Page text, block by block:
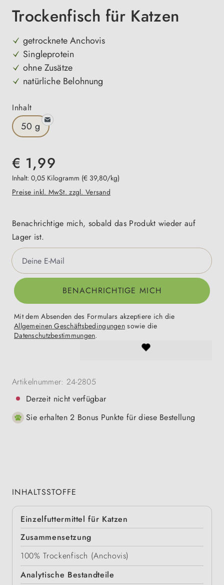
Trockenfisch für Katzen
getrocknete Anchovis
Singleprotein
ohne Zusätze
natürliche Belohnung
Inhaltauswählen
50 g
€ 1,99
Inhalt: 0,05 Kilogramm (€ 39,80/kg)
Preise inkl. MwSt. zzgl. Versand
Benachrichtige mich, sobald das Produkt wieder auf
Lager ist.
Deine E-Mail
BENACHRICHTIGE MICH
Mit dem Absenden des Formulars akzeptiere ich die
Allgemeinen Geschäftsbedingungensowie die
Datenschutzbestimmungen.
Artikelnummer: 24-2805
Derzeit nicht verfügbar
Sie erhalten 2 Bonus Punkte für diese Bestellung
INHALTSSTOFFE
Einzelfuttermittel für Katzen
Zusammensetzung
100% Trockenfisch (Anchovis)
Analytische Bestandteile